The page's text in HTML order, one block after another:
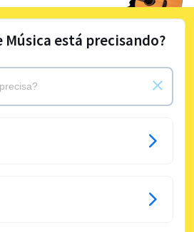
Música está precisando?